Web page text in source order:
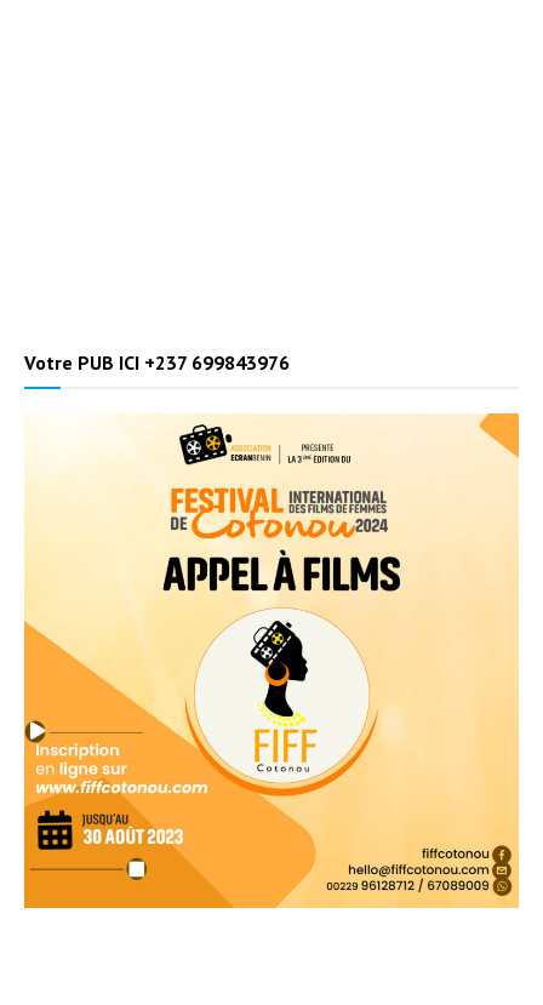
Votre PUB ICI +237 699843976